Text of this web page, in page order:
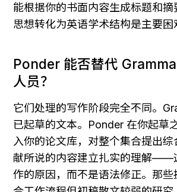
能根据你的书面内容生成标题和
思想转化为英语学术结构是主要困
Ponder 能否替代
人员？
它们处理的写作阶段完全不同。
已起草的文本。Ponder 在你起草
入你的论文库，对整个集合提出
献所说的内容建立扎实的理解——
作的原因，而不是语法修正。那些